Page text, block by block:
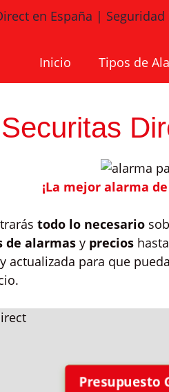
Inicio
Tipos de
¡La mejor alarma
todo lo necesario
de alarmas y precios hasta
actualizada para que
Presupuesto